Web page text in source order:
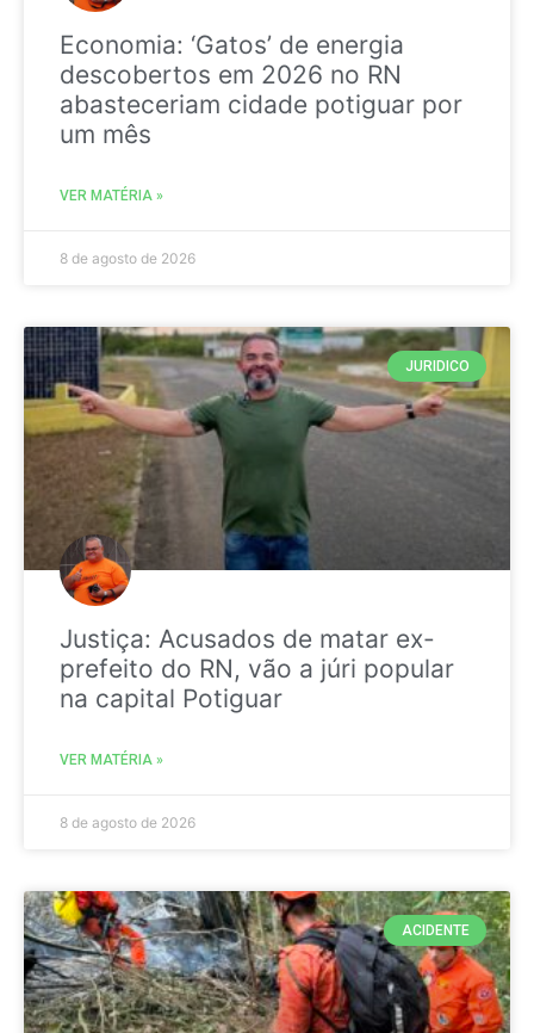
Economia: ‘Gatos’ de energia
descobertos em 2026 no RN
abasteceriam cidade potiguar por
um mês
VER MATÉRIA »
8 de agosto de 2026
JURIDICO
Justiça: Acusados de matar ex-
prefeito do RN, vão a júri popular
na capital Potiguar
VER MATÉRIA »
8 de agosto de 2026
ACIDENTE